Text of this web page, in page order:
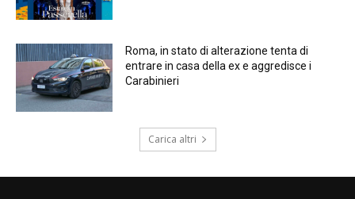
Roma, in stato di alterazione tenta di
entrare in casa della ex e aggredisce i
Carabinieri
Carica altri